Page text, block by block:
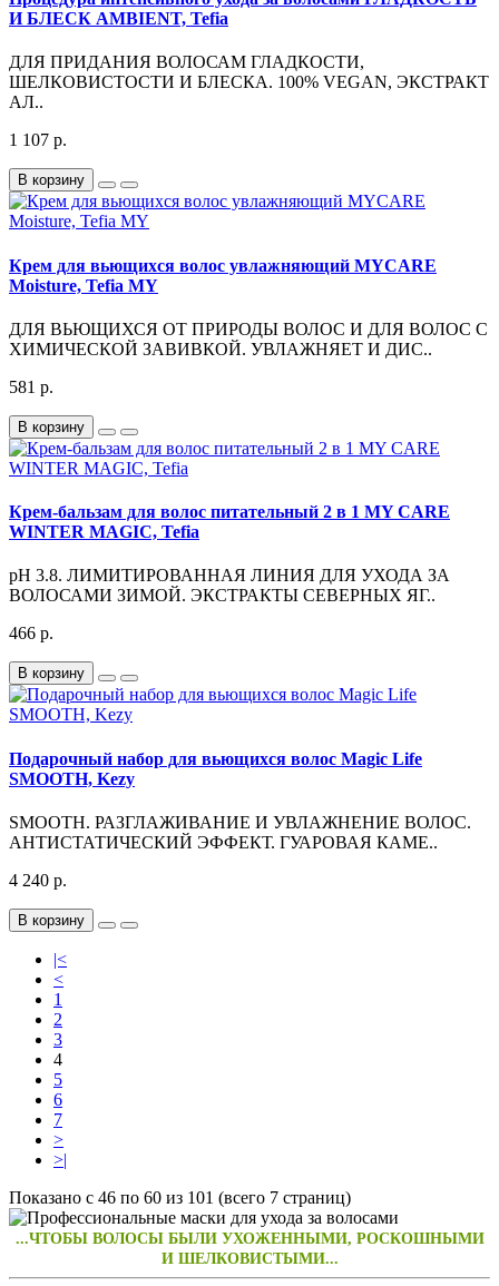
И БЛЕСК AMBIENT, Tefia
ДЛЯ ПРИДАНИЯ ВОЛОСАМ ГЛАДКОСТИ,
ШЕЛКОВИСТОСТИ И БЛЕСКА. 100% VEGAN, ЭКСТРАКТ
АЛ..
1 107 р.
В корзину
Крем для вьющихся волос увлажняющий MYCARE
Moisture, Tefia MY
ДЛЯ ВЬЮЩИХСЯ ОТ ПРИРОДЫ ВОЛОС И ДЛЯ ВОЛОС С
ХИМИЧЕСКОЙ ЗАВИВКОЙ. УВЛАЖНЯЕТ И ДИС..
581 р.
В корзину
Крем-бальзам для волос питательный 2 в 1 MY CARE
WINTER MAGIC, Tefia
pH 3.8. ЛИМИТИРОВАННАЯ ЛИНИЯ ДЛЯ УХОДА ЗА
ВОЛОСАМИ ЗИМОЙ. ЭКСТРАКТЫ СЕВЕРНЫХ ЯГ..
466 р.
В корзину
Подарочный набор для вьющихся волос Magic Life
SMOOTH, Kezy
SMOOTH. РАЗГЛАЖИВАНИЕ И УВЛАЖНЕНИЕ ВОЛОС.
АНТИСТАТИЧЕСКИЙ ЭФФЕКТ. ГУАРОВАЯ КАМЕ..
4 240 р.
В корзину
|<
<
1
2
3
4
5
6
7
>
>|
Показано с 46 по 60 из 101 (всего 7 страниц)
...ЧТОБЫ ВОЛОСЫ БЫЛИ УХОЖЕННЫМИ, РОСКОШНЫМИ
И ШЕЛКОВИСТЫМИ...